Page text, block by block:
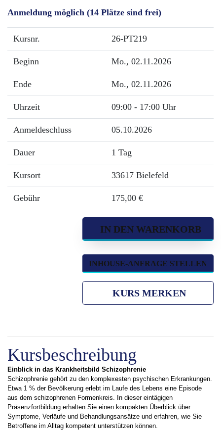
Anmeldung möglich (14 Plätze sind frei)
Kursnr. 26-PT219
Beginn Mo., 02.11.2026
Ende Mo., 02.11.2026
Uhrzeit 09:00 - 17:00 Uhr
Anmeldeschluss 05.10.2026
Dauer 1 Tag
Kursort 33617 Bielefeld
Gebühr 175,00 €
IN DEN WARENKORB
INHOUSE-ANFRAGE STELLEN
KURS MERKEN
Kursbeschreibung
Einblick in das Krankheitsbild Schizophrenie
Schizophrenie gehört zu den komplexesten psychischen Erkrankungen.
Etwa 1 % der Bevölkerung erlebt im Laufe des Lebens eine Episode
aus dem schizophrenen Formenkreis. In dieser eintägigen
Präsenzfortbildung erhalten Sie einen kompakten Überblick über
Symptome, Verläufe und Behandlungsansätze und erfahren, wie Sie
Betroffene im Alltag kompetent unterstützen können.